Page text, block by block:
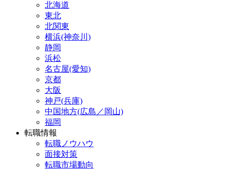
北海道
東北
北関東
横浜(神奈川)
静岡
浜松
名古屋(愛知)
京都
大阪
神戸(兵庫)
中国地方(広島／岡山)
福岡
転職情報
転職ノウハウ
面接対策
転職市場動向